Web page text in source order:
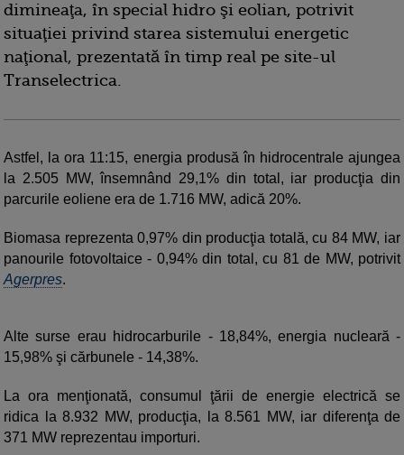
dimineaţa, în special hidro şi eolian, potrivit
situaţiei privind starea sistemului energetic
naţional, prezentată în timp real pe site-ul
Transelectrica.
Astfel, la ora 11:15, energia produsă în hidrocentrale ajungea
la 2.505 MW, însemnând 29,1% din total, iar producţia din
parcurile eoliene era de 1.716 MW, adică 20%.
Biomasa reprezenta 0,97% din producţia totală, cu 84 MW, iar
panourile fotovoltaice - 0,94% din total, cu 81 de MW, potrivit
Agerpres.
Alte surse erau hidrocarburile - 18,84%, energia nucleară -
15,98% şi cărbunele - 14,38%.
La ora menţionată, consumul ţării de energie electrică se
ridica la 8.932 MW, producţia, la 8.561 MW, iar diferenţa de
371 MW reprezentau importuri.